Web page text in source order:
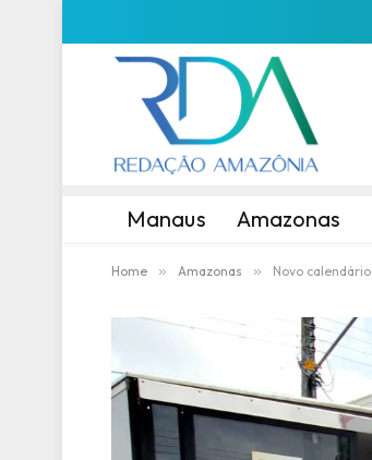
Manaus Amazonas
Home » Amazonas » Novo